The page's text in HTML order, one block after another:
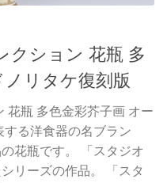
クション 花瓶 多
リタケ復刻版
花瓶 多色金彩芥子画 オー
する洋食器の名ブラン
花瓶です。 「スタジオ
リーズの作品。 「スタ